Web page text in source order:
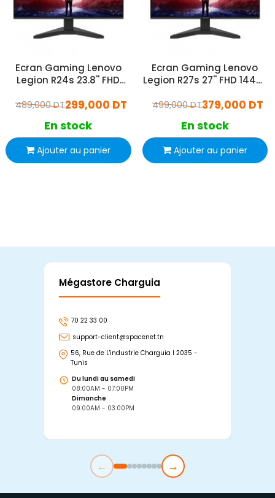
Ecran Gaming Lenovo
Legion R24s 23.8'' FHD
299,000 DT
489,000 DT
En stock
Ajouter au panier
Ecran Gaming Lenovo
Legion R27s 27'' FHD 144Hz
379,000 DT
499,000 DT
En stock
Ajouter au panier
Mégastore Charguia
70 22 33 00
support-client@spacenet.tn
56, Rue de L'industrie Charguia I 2035 -
Tunis
Du lundi au samedi
08:00AM - 07:00PM
Dimanche
09:00AM - 03:00PM
← →